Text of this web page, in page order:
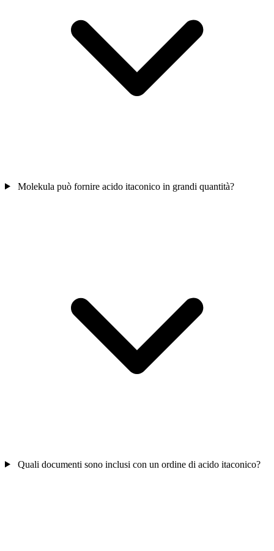
Molekula può fornire acido itaconico in grandi quantità?
Quali documenti sono inclusi con un ordine di acido itaconico?